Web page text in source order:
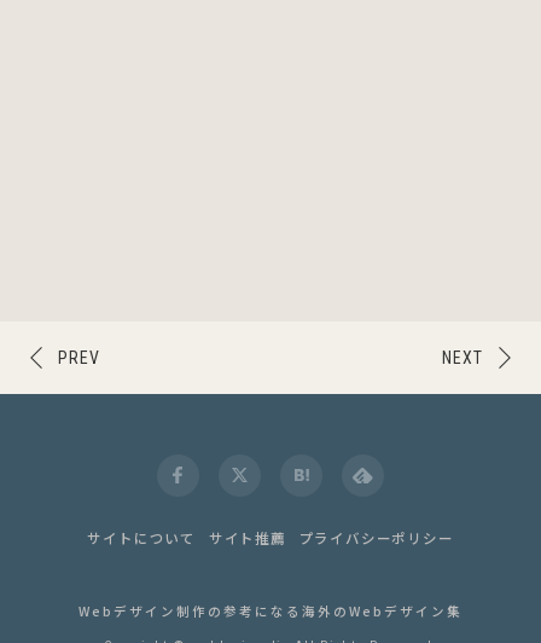
NEXT
PREV
サイトについて サイト推薦 プライバシーポリシー
Webデザイン制作の参考になる海外のWebデザイン集